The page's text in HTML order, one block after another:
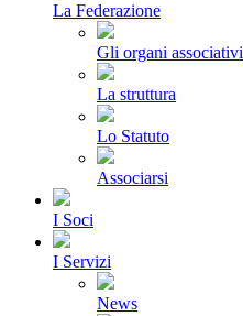
La Federazione
Gli organi associativi
La struttura
Lo Statuto
Associarsi
I Soci
I Servizi
News